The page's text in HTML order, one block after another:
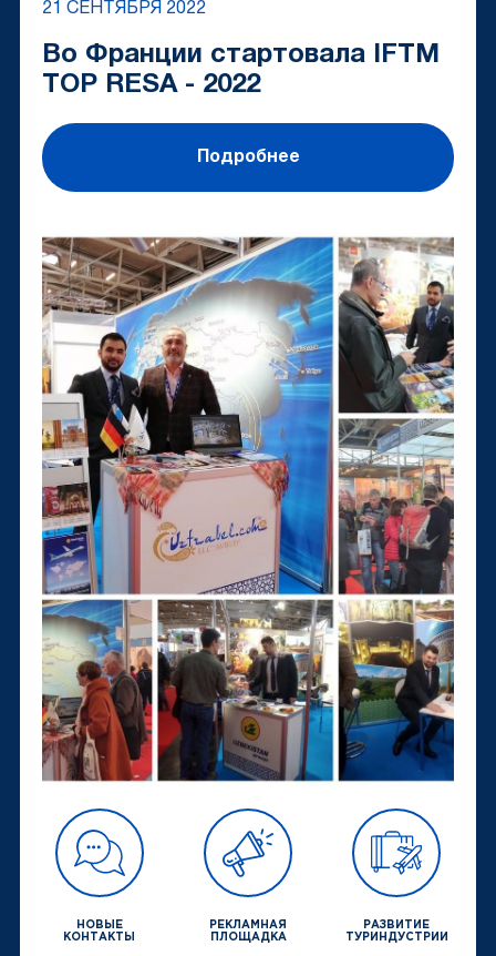
21 СЕНТЯБРЯ 2022
Во Франции стартовала IFTM
TOP RESA - 2022
Подробнее
НОВЫЕ
КОНТАКТЫ
РЕКЛАМНАЯ
ПЛОЩАДКА
РАЗВИТИЕ
ТУРИНДУСТРИИ